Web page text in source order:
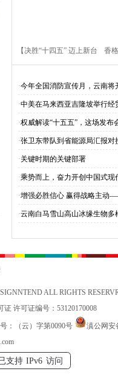
【决胜“十四五” 迈上新台
多、成效显——培根铸魂
育桃李
香
·今年全国消防宣传月，云南
·中美在马来西亚吉隆坡举行经
·权威解读“十五五”，这场发布
·张卫东带队到省能源局汇报对
·关键时期的关键部署
·乘势而上，奋力开创中国式
与会同志谈贯彻落实党的二十
·增强必胜信心 赢得战略主动
会锚定中国式现代化发展新目
·云南白马雪山高山冰缘生物多